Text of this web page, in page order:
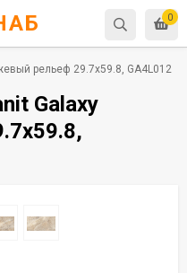
0
рельеф 29.7x59.8, GA4L012
Galaxy